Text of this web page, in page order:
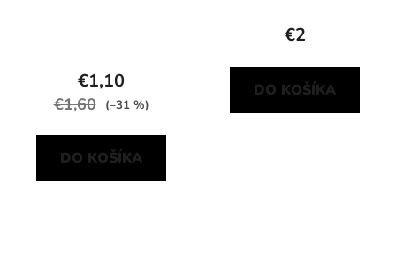
€1,10
€1,60 (–31 %)
DO KOŠÍKA
€2
DO KOŠÍKA